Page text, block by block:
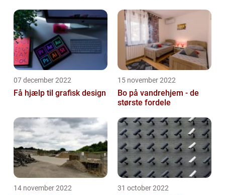
07 december 2022
Få hjælp til grafisk design
15 november 2022
Bo på vandrehjem - de
største fordele
14 november 2022 31 october 2022